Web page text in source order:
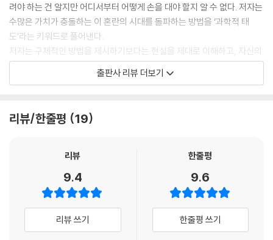
보이지 않는 세계의 결합
우주 파업
떫은 감을 향해 고개를 숙이다
육식동물이 초식동물을 먹는 까닭은 그들이 강자여서가 아닙니다. 고기만
먹어야 하는 기구한 운명으로 태어났기 때문이지요. 초식동물은 풀을 먹을
때 위험을 감수하지 않습니다. 반면에 육식동물은 고기를 먹기 위해서는
목숨을 거는 위험을 감수해야 합니다. 그래서 최소한만 먹습니다. 배가 등
짝에 붙을 때까지 참습니다. 그들도 힘이 빠지면 다른 육식동물의 먹이가
됩니다. --- p.51
스피릿은 화성에 도착하자마자 플래시 메모리에 에러가 발생했습니다. 이
바로 재부팅! 8일 동안 스스로 껐다 켰다 하기를 66번을 반복했습니다. --
이런 내비게이션 시스템을 사용하면 오히려 사용하지 않을 때보다 더 큰
혼란이 생길 겁니다. 하지만 우리에게는 그런 문제가 없습니다. 아인슈타
인의 상대성 이론을 알고 있기 때문이죠. 해결법은 간단합니다. GPS 위성
려야 하는 건 알지만 어디서부터 어떻게 손을 대야 할지 알 수 없다. 저자는
수많은 가치가 충돌하는 이 혼란의 시대를 돌파하는 방법을 ‘과학적 태
도’라는 키워드로 풀어낸다.
저자는 구체적인 방법을 제시하기보다는 현실을 제대로 이해하고, 자신의
삶을 주도적으로 이끌어가고, 타인과 건강한 관계를 맺는 동력으로서의 과
학적 태도론을 제시한다. 정답이 없는 과학처럼, 정답이 없는 인생에서 자
좋은 직장, 정년 퇴직이라는 인생 경로가 사라진 오늘날, 우리는 삶의 목표
태도로 크게 두 가지를 제시한다.
첫째, 실패를 자산으로 여기는 태도다. 입시, 실험 등에서 갖가지 실패를 경
험했던 저자는 돌이켜보니 실패가 자산이 되었다고 회고한다. 노벨상은 실
패한 연구자들에게 주는 보답이라고까지 말한다. 노벨상 수상자들을 조사
출판사 리뷰 더보기
리뷰/한줄평 19
리뷰
9.4
리뷰 쓰기
한줄평
9.6
한줄평 쓰기